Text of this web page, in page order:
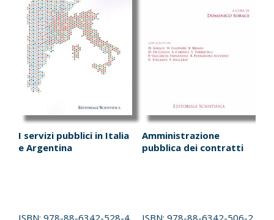
I servizi pubblici in Italia
e Argentina
Amministrazione
pubblica dei contratti